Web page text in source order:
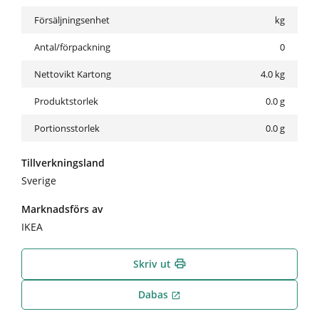
Försäljningsenhet kg
Antal/förpackning 0
Nettovikt Kartong 4.0 kg
Produktstorlek 0.0 g
Portionsstorlek 0.0 g
Tillverkningsland
Sverige
Marknadsförs av
IKEA
Skriv ut print
Dabas open_in_new